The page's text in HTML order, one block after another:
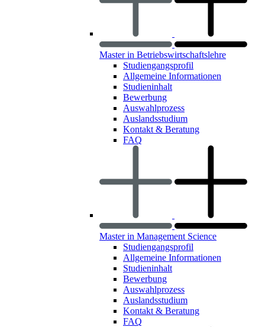
Master in Betriebswirtschaftslehre
Studiengangsprofil
Allgemeine Informationen
Studieninhalt
Bewerbung
Auswahlprozess
Auslandsstudium
Kontakt & Beratung
FAQ
Master in Management Science
Studiengangsprofil
Allgemeine Informationen
Studieninhalt
Bewerbung
Auswahlprozess
Auslandsstudium
Kontakt & Beratung
FAQ